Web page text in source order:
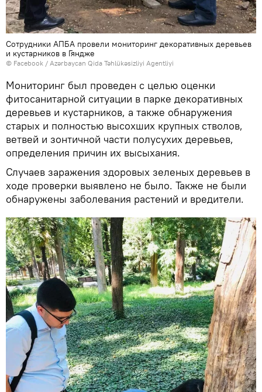
Сотрудники АПБА провели мониторинг декоративных деревьев
и кустарников в Гяндже
© Facebook / Azərbaycan Qida Təhlükəsizliyi Agentliyi
Мониторинг был проведен с целью оценки
фитосанитарной ситуации в парке декоративных
деревьев и кустарников, а также обнаружения
старых и полностью высохших крупных стволов,
ветвей и зонтичной части полусухих деревьев,
определения причин их высыхания.
Случаев заражения здоровых зеленых деревьев в
ходе проверки выявлено не было. Также не были
обнаружены заболевания растений и вредители.